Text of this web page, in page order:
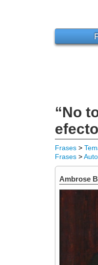
“No
Frases >
Frases >
Ambrose